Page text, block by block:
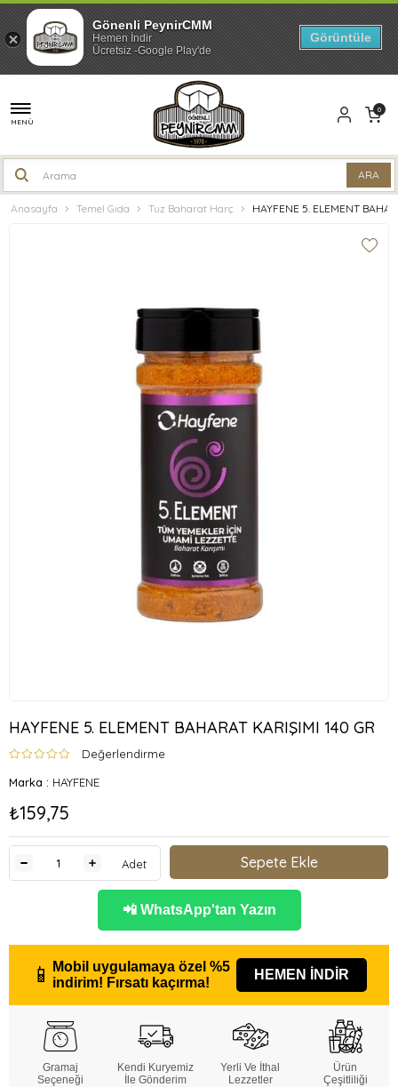
MENÜ
0
Anasayfa Temel Gıda Tuz Baharat Harç HAYFENE 5. ELEMENT
HAYFENE 5. ELEMENT BAHARAT KARIŞIMI 140 GR
Değerlendirme
Marka : HAYFENE
₺159,75
Adet
📲 WhatsApp'tan Yazın
📱 Mobil uygulamaya özel %5
indirim! Fırsatı kaçırma!
HEMEN İNDİR
Gramaj
Seçeneği
Kendi Kuryemiz
İle Gönderim
Yerli Ve İthal
Lezzetler
Ürün
Çeşitliliği
Gönenli PeynirCMM
Hemen İndir
Ücretsiz -Google Play'de
Görüntüle